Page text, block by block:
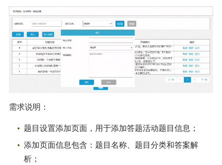
需求说明：
题目设置添加页面，用于添加答题活动题目信息；
添加页面信息包含：题目名称、题目分类和答案解
析；